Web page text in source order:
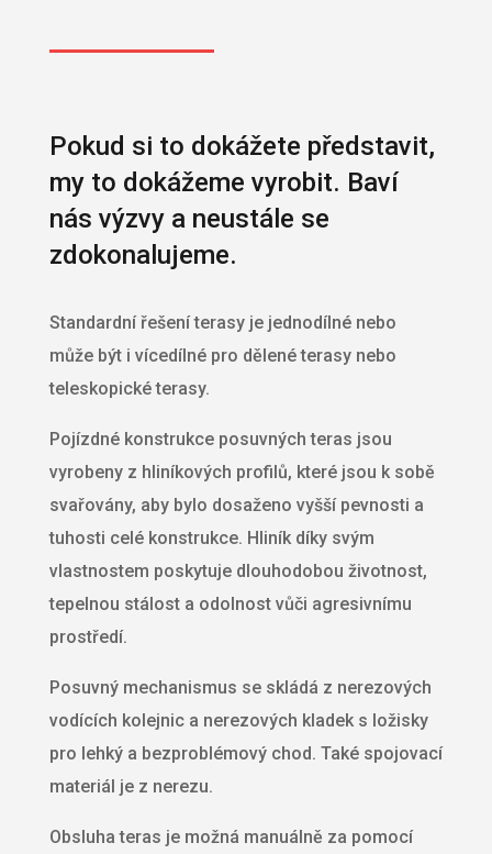
Pokud si to dokážete představit,
my to dokážeme vyrobit. Baví
nás výzvy a neustále se
zdokonalujeme.
Standardní řešení terasy je jednodílné nebo
může být i vícedílné pro dělené terasy nebo
teleskopické terasy.
Pojízdné konstrukce posuvných teras jsou
vyrobeny z hliníkových profilů, které jsou k sobě
svařovány, aby bylo dosaženo vyšší pevnosti a
tuhosti celé konstrukce. Hliník díky svým
vlastnostem poskytuje dlouhodobou životnost,
tepelnou stálost a odolnost vůči agresivnímu
prostředí.
Posuvný mechanismus se skládá z nerezových
vodících kolejnic a nerezových kladek s ložisky
pro lehký a bezproblémový chod. Také spojovací
materiál je z nerezu.
Obsluha teras je možná manuálně za pomocí